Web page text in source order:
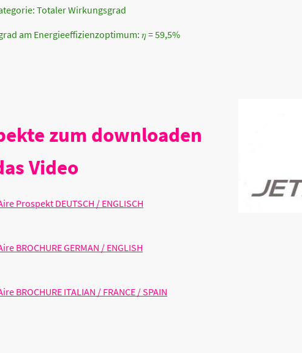
Totaler Wirkungsgrad
am Energieeffizienzoptimum: 𝜂 = 59,5%
zum downloaden
Video
Prospekt DEUTSCH / ENGLISCH
BROCHURE GERMAN / ENGLISH
BROCHURE ITALIAN / FRANCE / SPAIN